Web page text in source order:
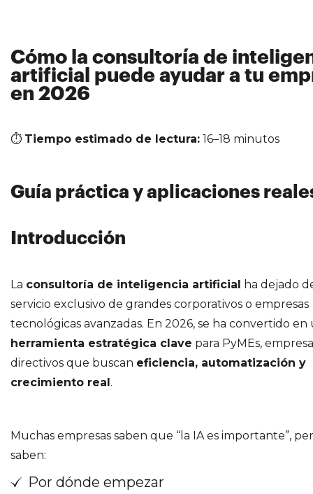
Cómo la consultoría de
artificial puede ayudar a tu
en 2026
⏱ Tiempo estimado de lectura: 16–18 minutos
Guía práctica y aplicaciones
Introducción
La consultoría de inteligencia artificial
ha dejado
servicio exclusivo de grandes corporativos o empresas
tecnológicas avanzadas. En 2026, se ha convertido en
herramienta estratégica clave para PyMEs,
directivos que buscan eficiencia, automatización y
crecimiento real .
Muchas empresas saben que “la IA es importante”,
saben:
Por dónde empezar